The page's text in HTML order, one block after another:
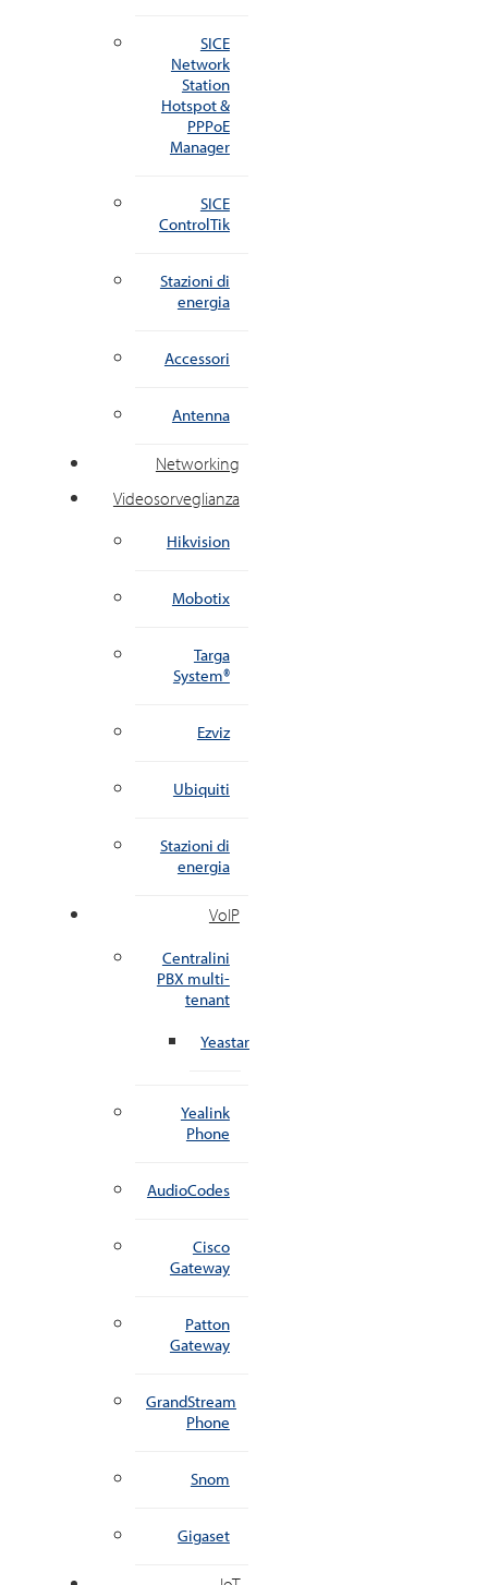
SICE
Network
Station
Hotspot &
PPPoE
Manager
SICE
ControlTik
Stazioni di
energia
Accessori
Antenna
Networking
Videosorveglianza
Hikvision
Mobotix
Targa
System®
Ezviz
Ubiquiti
Stazioni di
energia
VoIP
Centralini
PBX multi-
tenant
Yeastar
Yealink
Phone
AudioCodes
Cisco
Gateway
Patton
Gateway
GrandStream
Phone
Snom
Gigaset